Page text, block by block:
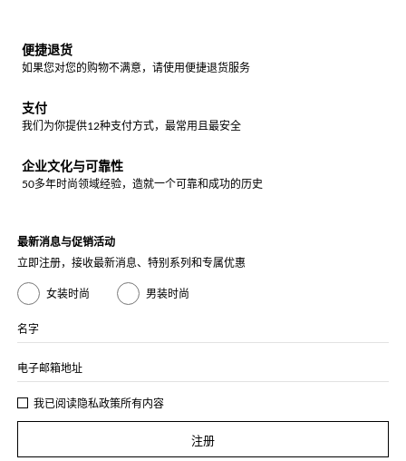
便捷退货
如果您对您的购物不满意，请使用便捷退货服务
支付
我们为你提供12种支付方式，最常用且最安全
企业文化与可靠性
50多年时尚领域经验，造就一个可靠和成功的历史
最新消息与促销活动
立即注册，接收最新消息、特别系列和专属优惠
女装时尚 男装时尚
名字
电子邮箱地址
我已阅读隐私政策所有内容
注册